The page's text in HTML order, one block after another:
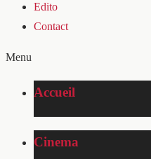
Edito
Contact
Menu
Accueil
Cinema